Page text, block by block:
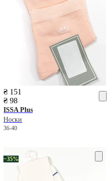
₴ 151
₴ 98
ISSA Plus
Носки
36-40
−35%